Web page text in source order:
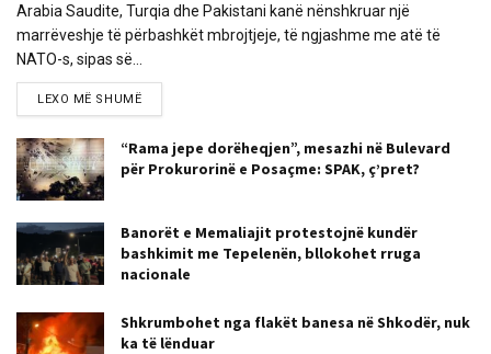
Arabia Saudite, Turqia dhe Pakistani kanë nënshkruar një
marrëveshje të përbashkët mbrojtjeje, të ngjashme me atë të
NATO-s, sipas së...
LEXO MË SHUMË
“Rama jepe dorëheqjen”, mesazhi në Bulevard
për Prokurorinë e Posaçme: SPAK, ç’pret?
Banorët e Memaliajit protestojnë kundër
bashkimit me Tepelenën, bllokohet rruga
nacionale
Shkrumbohet nga flakët banesa në Shkodër, nuk
ka të lënduar